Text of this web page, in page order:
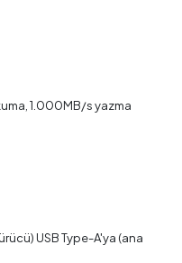
1.000MB/s yazma
USB Type-A'ya (ana